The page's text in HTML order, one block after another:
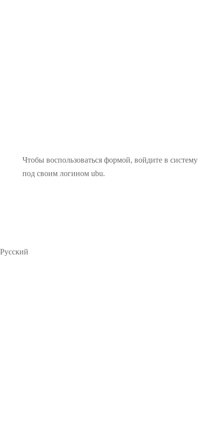
Чтобы воспользоваться формой, войдите в систему
под своим логином ubu.
Русский